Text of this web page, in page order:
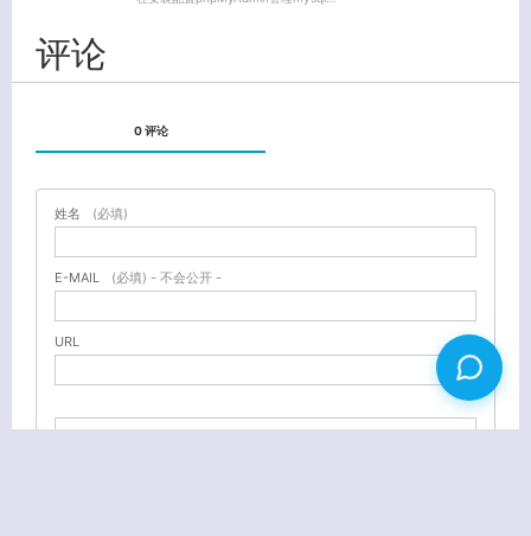
评论
0 评论
姓名 (必填)
E-MAIL (必填) - 不会公开 -
URL